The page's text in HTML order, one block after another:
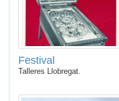
Festival
Talleres Llobregat.